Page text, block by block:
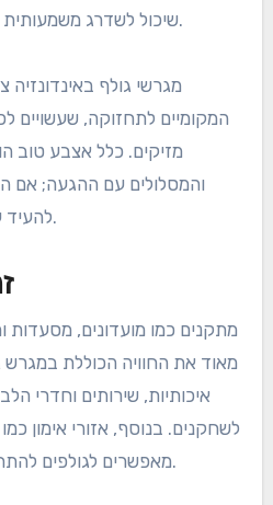
שיכול לשדרג משמעותית את שביעות רצון הלקוחות.
מגרשי גולף
המקומיים לתחזוקה, שעשויים
מזיקים. כלל אצבע טוב
והמסלולים עם ההגעה; אם
להעיד על שיטות תחזוקה גרועות.
מתקנים כמו מועדונים, מסעדות
מאוד את החוויה הכוללת במגרש
איכותיות, שירותים וחדרי
לשחקנים. בנוסף, אזורי אימון
מאפשרים לגולפים להתחמם לפני הסיבובים שלהם.